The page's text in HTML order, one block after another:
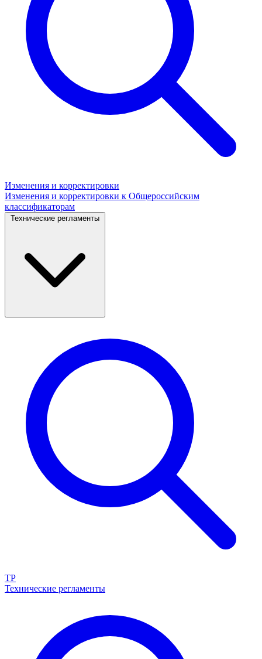
Изменения и корректировки
Изменения и корректировки к Общероссийским
классификаторам
Технические регламенты
ТР
Технические регламенты